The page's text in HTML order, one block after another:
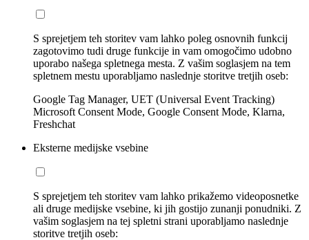
S sprejetjem teh storitev vam lahko poleg osnovnih funkcij
zagotovimo tudi druge funkcije in vam omogočimo udobno
uporabo našega spletnega mesta. Z vašim soglasjem na tem
spletnem mestu uporabljamo naslednje storitve tretjih oseb:
Google Tag Manager, UET (Universal Event Tracking)
Microsoft Consent Mode, Google Consent Mode, Klarna,
Freshchat
Eksterne medijske vsebine
S sprejetjem teh storitev vam lahko prikažemo videoposnetke
ali druge medijske vsebine, ki jih gostijo zunanji ponudniki. Z
vašim soglasjem na tej spletni strani uporabljamo naslednje
storitve tretjih oseb: